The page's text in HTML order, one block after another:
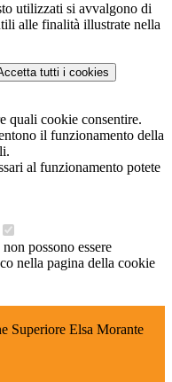
utilizzati si avvalgono di
alle finalità illustrate nella
tutti i cookies
quali cookie consentire.
il funzionamento della
al funzionamento potete
possono essere
nella pagina della cookie
Superiore Elsa Morante